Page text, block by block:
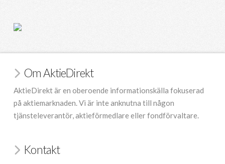
Om AktieDirekt
AktieDirekt är en oberoende informationskälla fokuserad
på aktiemarknaden. Vi är inte anknutna till någon
tjänsteleverantör, aktieförmedlare eller fondförvaltare.
Kontakt